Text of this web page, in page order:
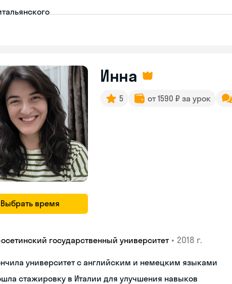
Выбрать время
Инна
5 от 1590 ₽ за урок
государственный университет • 2018 г.
университет с английским и немецким языками
стажировку в Италии для улучшения навыков